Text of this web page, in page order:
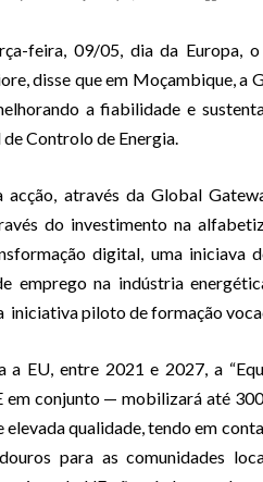
feira, 09/05, dia da Europa,
disse que em Moçambique, a
a fiabilidade e
Controlo de Energia.
acção, através da Global
do investimento na
digital, uma
emprego na indústria
iniciativa piloto de formação
a EU, entre 2021 e 2027, a
em conjunto — mobilizará até
elevada qualidade, tendo em
para as comunidades